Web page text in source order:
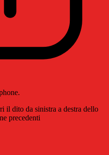
il dito da sinistra a destra dello
precedenti